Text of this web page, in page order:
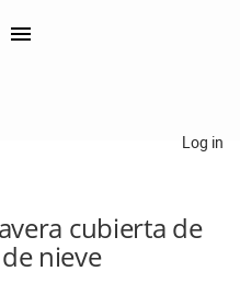
Log in
cubierta de
nieve